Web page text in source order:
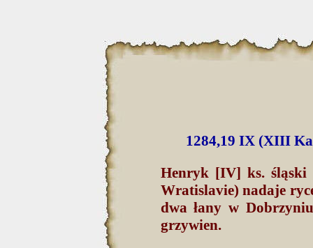
1284,19 IX (XIII
Henryk [IV] ks. śląski
Wratislavie) nadaje
dwa łany w
grzywien.